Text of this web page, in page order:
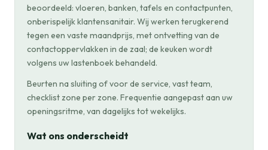
beoordeeld: vloeren, banken, tafels en contactpunten,
onberispelijk klantensanitair. Wij werken terugkerend
tegen een vaste maandprijs, met ontvetting van de
contactoppervlakken in de zaal; de keuken wordt
volgens uw lastenboek behandeld.
Beurten na sluiting of voor de service, vast team,
checklist zone per zone. Frequentie aangepast aan uw
openingsritme, van dagelijks tot wekelijks.
Wat ons onderscheidt